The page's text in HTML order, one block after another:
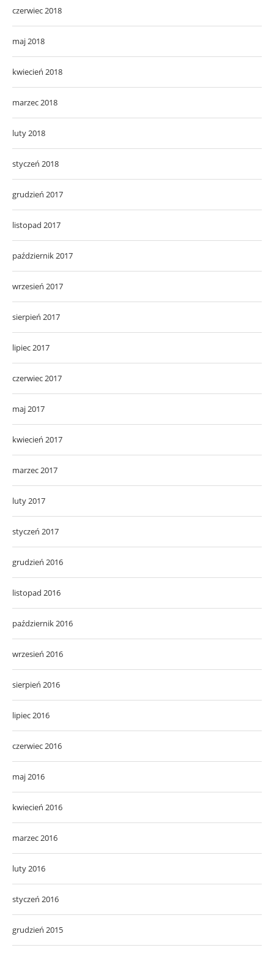
czerwiec 2018
maj 2018
kwiecień 2018
marzec 2018
luty 2018
styczeń 2018
grudzień 2017
listopad 2017
październik 2017
wrzesień 2017
sierpień 2017
lipiec 2017
czerwiec 2017
maj 2017
kwiecień 2017
marzec 2017
luty 2017
styczeń 2017
grudzień 2016
listopad 2016
październik 2016
wrzesień 2016
sierpień 2016
lipiec 2016
czerwiec 2016
maj 2016
kwiecień 2016
marzec 2016
luty 2016
styczeń 2016
grudzień 2015